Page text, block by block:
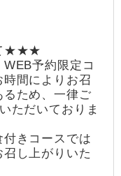
★★★
予約限定コ
間によりお召
るため、一律ご
ただいておりま
きコースでは
し上がりいた